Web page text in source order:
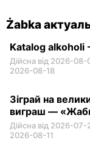
Żabka
Katalog alkoholi
Дійсна від 2026-08-
2026-08-18
Зіграй на
виграш —
Дійсна від 2026-07-
2026-08-11